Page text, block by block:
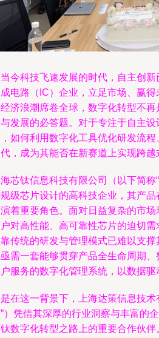
今科技飞速发展的时代，自主创
电路（IC）企业，立足市场、赢
济浪潮席卷全球，数字化转型不
发展的必答题。对于专注于自主
如何利用数字化工具优化研发流
，成为其能否在新赛道上实现跨越
芯钛信息科技有限公司（以下简称
级芯片设计的高科技企业，其产
着重要角色。面对日益复杂的市
对高性能、高可靠性芯片的迫切
传统的研发与管理模式已难以支
需一套能够贯穿产品全生命周期
服务的数字化管理系统，以数据
在这一背景下，上海达策信息技
）凭借其深厚的行业洞察与丰富的
数字化转型之路上的重要合作伙